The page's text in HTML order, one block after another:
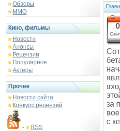
Обзоры
ММО
Кино, фильмы
Новости
Анонсы
Рецензии
Популярное
Актеры
Прочее
Новости сайта
Конкурс рецензий
- RSS
за
с